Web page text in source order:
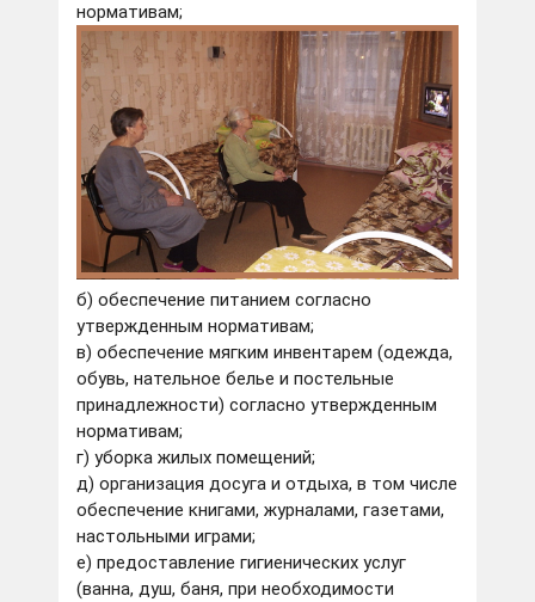
нормативам;
б) обеспечение питанием согласно
утвержденным нормативам;
в) обеспечение мягким инвентарем (одежда,
обувь, нательное белье и постельные
принадлежности) согласно утвержденным
нормативам;
г) уборка жилых помещений;
д) организация досуга и отдыха, в том числе
обеспечение книгами, журналами, газетами,
настольными играми;
е) предоставление гигиенических услуг
(ванна, душ, баня, при необходимости